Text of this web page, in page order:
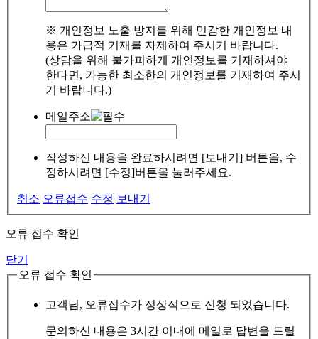
※ 개인정보 노출 방지를 위해 민감한 개인정보 내
용은 가급적 기재를 자제하여 주시기 바랍니다.
(상담을 위해 불가피하게 개인정보를 기재하셔야
한다면, 가능한 최소한의 개인정보를 기재하여 주시
기 바랍니다.)
메일주소
작성하신 내용을 완료하시려면 [보내기] 버튼을, 수
정하시려면 [수정]버튼을 눌러주세요.
취소 오류접수 수정 보내기
오류 접수 확인
닫기
오류 접수 확인
고객님, 오류접수가 정상적으로 신청 되었습니다.
문의하신 내용은 3시간 이내에 메일로 답변을 드릴